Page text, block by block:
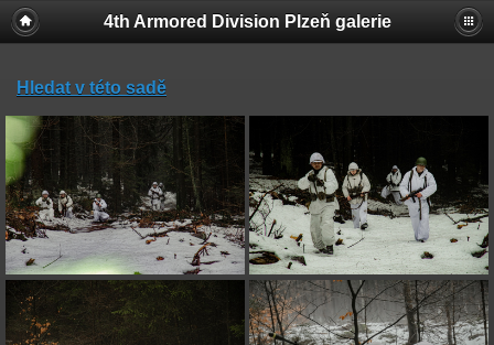
4th Armored Division Plzeň galerie
Hledat v této sadě